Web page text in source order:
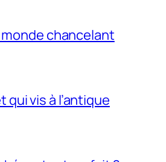
monde chancelant
vis à l’antique